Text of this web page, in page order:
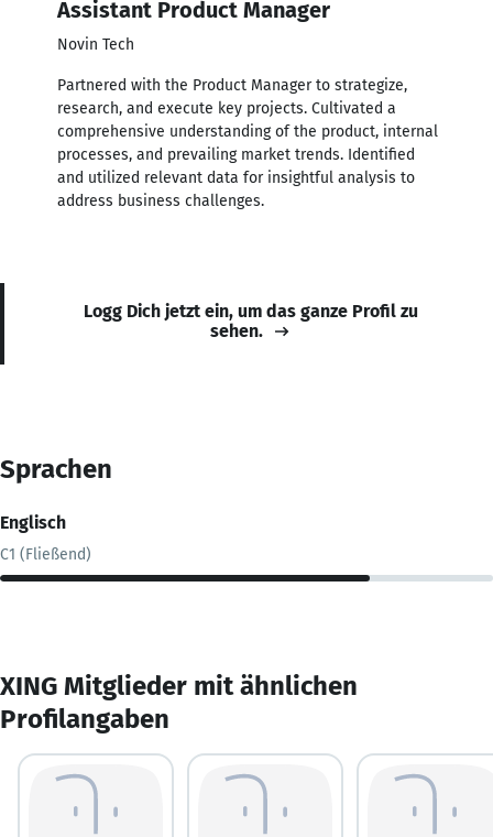
Assistant Product Manager
Novin Tech
Partnered with the Product Manager to strategize,
research, and execute key projects. Cultivated a
comprehensive understanding of the product, internal
processes, and prevailing market trends. Identified
and utilized relevant data for insightful analysis to
address business challenges.
Logg Dich jetzt ein, um das ganze Profil zu
sehen.
Sprachen
Englisch
C1 (Fließend)
XING Mitglieder mit ähnlichen
Profilangaben